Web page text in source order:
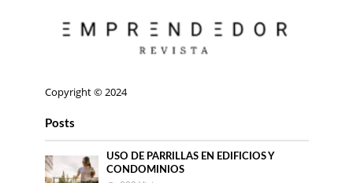
Copyright © 2024
Posts
USO DE PARRILLAS EN EDIFICIOS Y
CONDOMINIOS